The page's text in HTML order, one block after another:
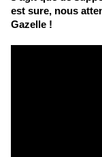
est sure, nous
Gazelle !